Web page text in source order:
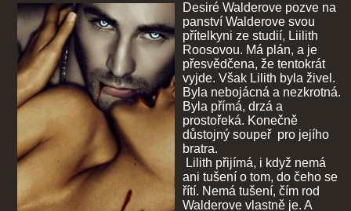
Desiré Walderove pozve na
panství Walderove svou
přítelkyni ze studií, Liilith
Roosovou. Má plán, a je
přesvědčena, že tentokrát
vyjde. Však Lilith byla živel.
Byla nebojácná a nezkrotná.
Byla přímá, drzá a
prostořeká. Konečně
důstojný soupeř pro jejího
bratra.
Lilith přijímá, i když nemá
ani tušení o tom, do čeho se
řítí. Nemá tušení, čím rod
Walderove vlastně je. A